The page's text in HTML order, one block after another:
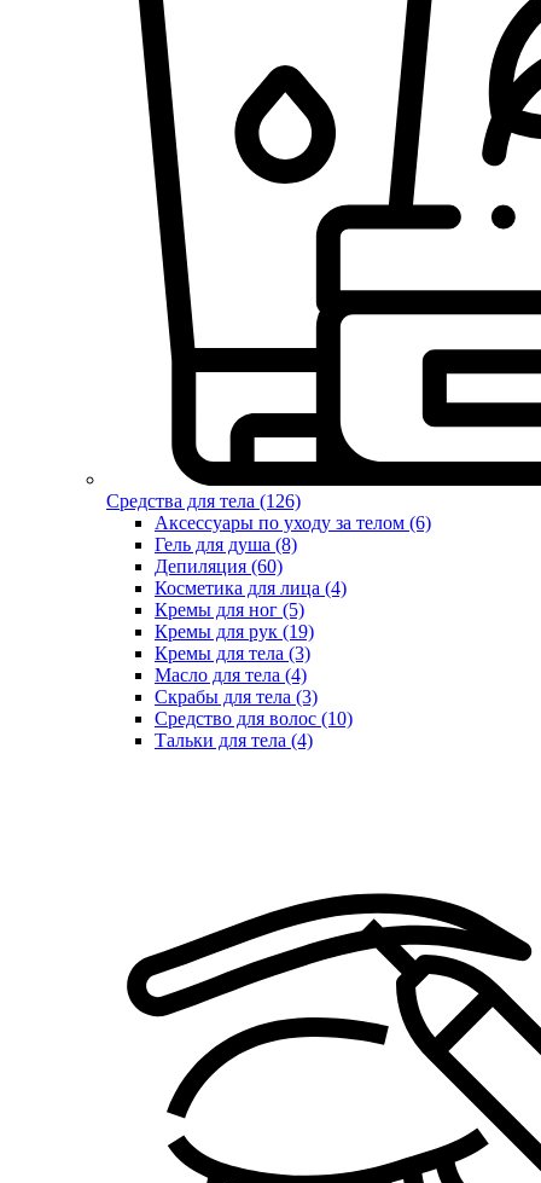
Средства для тела (126)
Аксессуары по уходу за телом (6)
Гель для душа (8)
Депиляция (60)
Косметика для лица (4)
Кремы для ног (5)
Кремы для рук (19)
Кремы для тела (3)
Масло для тела (4)
Скрабы для тела (3)
Средство для волос (10)
Тальки для тела (4)